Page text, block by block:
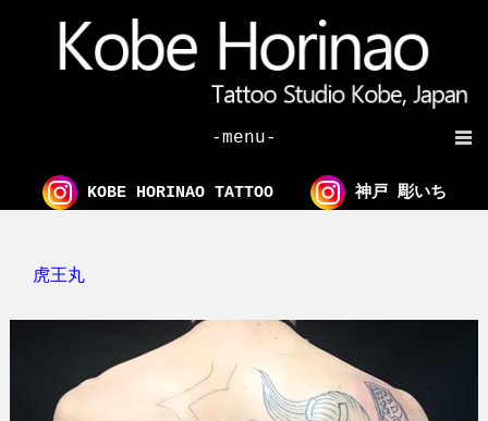
-menu-
KOBE HORINAO TATTOO 神戸 彫いち
虎王丸